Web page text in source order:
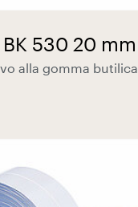
530 20 mm
alla gomma butilica